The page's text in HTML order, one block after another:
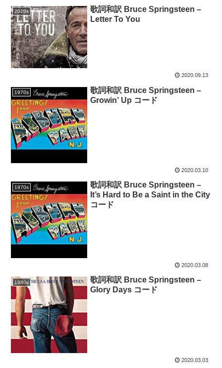
2020s
歌詞和訳 Bruce Springsteen –
Letter To You
2020.09.13
1970s
歌詞和訳 Bruce Springsteen –
Growin’ Up コード
2020.03.10
1970s
歌詞和訳 Bruce Springsteen –
It’s Hard to Be a Saint in the City
コード
2020.03.08
1980s
歌詞和訳 Bruce Springsteen –
Glory Days コード
2020.03.03